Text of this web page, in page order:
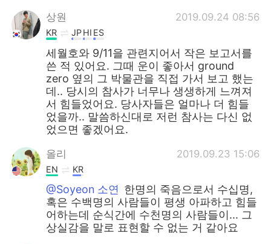
상원 2019.09.24 08:56
KR JPHI ES
세월호와 9/11을 관련지어서 작은 보고서를
쓴 적 있어요. 그때 운이 좋아서 ground
zero 옆의 그 박물관을 직접 가서 보고 했는
데.. 당시의 참사가 너무나 생생하게 느껴져
서 힘들었어요. 당사자들은 얼마나 더 힘들
었을까.. 말씀하신대로 저런 참사는 다신 없
었으면 좋겠어요.
올리 2019.09.23 15:06
EN KR
@Soyeon 소연 한명의 죽음으로서 수십명,
혹은 수백명의 사람들이 평생 아파하고 힘들
어하는데 순식간에 수천명의 사람들이... 그
상실감을 말로 표현할 수 없는 거 같아요